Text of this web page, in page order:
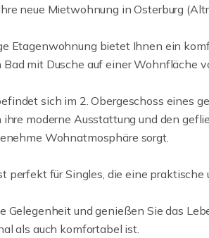
neue Mietwohnung in Osterburg
Etagenwohnung bietet Ihnen ein
mit Dusche auf einer Wohnfläche
sich im 2. Obergeschoss eines
ihre moderne Ausstattung und den
Wohnatmosphäre sorgt.
perfekt für Singles, die eine
Gelegenheit und genießen Sie das
als auch komfortabel ist.